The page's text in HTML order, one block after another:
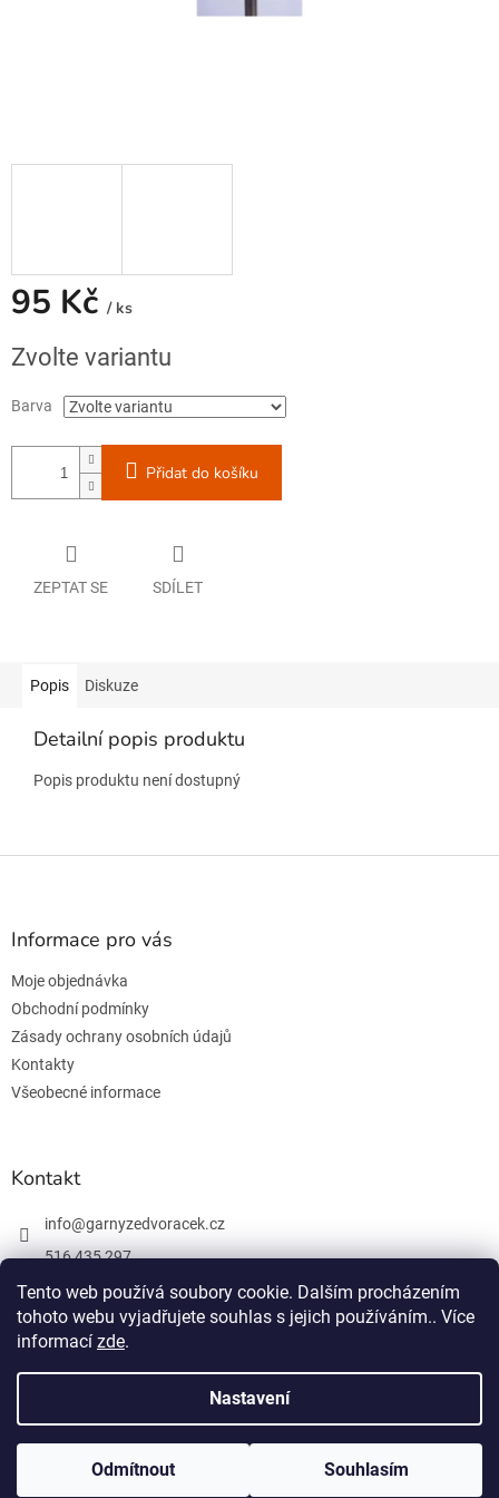
Tento web používá soubory cookie. Dalším procházením
tohoto webu vyjadřujete souhlas s jejich používáním.. Více
informací zde.
Nastavení
Odmítnout Souhlasím
95 Kč / ks
cena:
Zvolte variantu
Barva
Přidat do košíku
ZEPTAT SE SDÍLET
Popis Diskuze
Detailní popis produktu
Popis produktu není dostupný
Z
Informace pro vás
Moje objednávka
Obchodní podmínky
Zásady ochrany osobních údajů
Kontakty
Všeobecné informace
Kontakt
info@garnyzedvoracek.cz
516 435 297
603 895 965
Facebook
Vytvořil Shoptet
Copyright 2026Garnýže Dvořáček . Všechna práva vyhrazena.